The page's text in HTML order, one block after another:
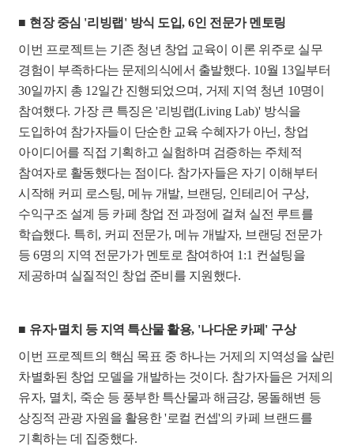
■ 현장 중심 '리빙랩 ' 방식 도입, 6인 전문가 멘토링
이번 프로젝트는 기존 청년 창업 교육이 이론 위주로 실무
경험이 부족하다는 문제의식에서 출발했다. 10월 13일부터
30일까지 총 12일간 진행되었으며 , 거제 지역 청년 10명이
참여했다. 가장 큰 특징은 '리빙랩(Living Lab)' 방식을
도입하여 참가자들이 단순한 교육 수혜자가 아닌, 창업
아이디어를 직접 기획하고 실험하며 검증하는 주체적
참여자로 활동했다는 점이다. 참가자들은 자기 이해부터
시작해 커피 로스팅, 메뉴 개발, 브랜딩, 인테리어 구상,
수익구조 설계 등 카페 창업 전 과정에 걸쳐 실전 루트를
학습했다. 특히 , 커피 전문가, 메뉴 개발자, 브랜딩 전문가
등6명의 지역 전문가가 멘토로 참여하여 1:1 컨설팅을
제공하며 실질적인 창업 준비를 지원했다.
■ 유자·멸치 등 지역 특산물 활용, '나다운 카페 ' 구상
이번 프로젝트의 핵심 목표 중 하나는 거제의 지역성을 살린
차별화된 창업 모델을 개발하는 것이다. 참가자들은 거제의
유자, 멸치 , 죽순 등 풍부한 특산물과 해금강, 몽돌해변 등
상징적 관광 자원을 활용한'로컬 컨셉'의 카페 브랜드를
기획하는 데 집중했다.